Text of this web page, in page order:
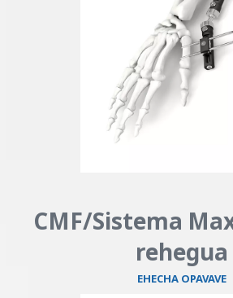
CMF/Sistema
rehegua
EHECHA OPAVAVE